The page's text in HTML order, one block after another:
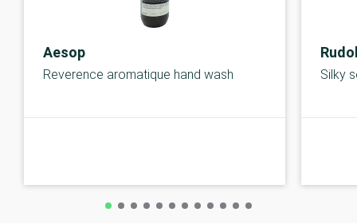
Aesop
Reverence aromatique hand wash Silky